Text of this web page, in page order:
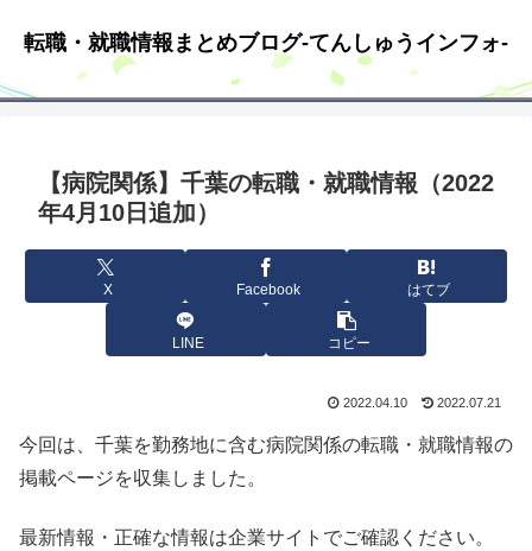
転職・就職情報まとめブログ-てんしゅうインフォ-
【病院関係】千葉の転職・就職情報（2022
年4月10日追加）
X Facebook はてブ
LINE コピー
2022.04.10 2022.07.21
今回は、千葉を勤務地に含む病院関係の転職・就職情報の
掲載ページを収集しました。
最新情報・正確な情報は企業サイトでご確認ください。